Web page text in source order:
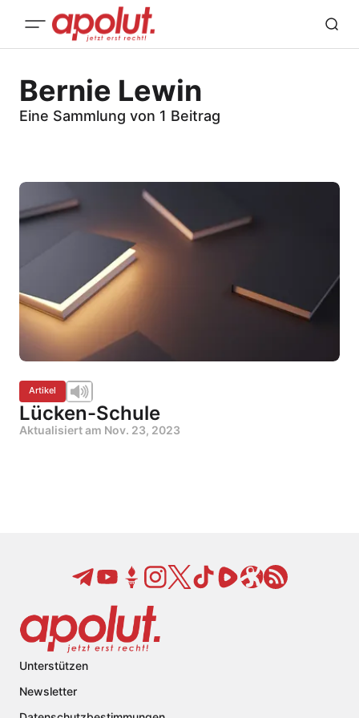
Bernie Lewin
Eine Sammlung von 1 Beitrag
Artikel
Lücken-Schule
Aktualisiert am Nov. 23, 2023
Unterstützen
Newsletter